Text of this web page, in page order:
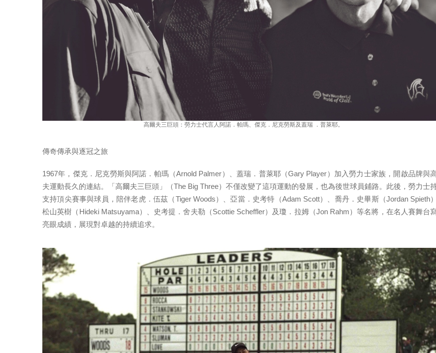
高爾夫三巨頭：勞力士代言人阿諾．帕瑪、傑克．尼克勞斯及蓋瑞 ．普萊耶。
傳奇傳承與逐冠之旅
1967年，傑克．尼克勞斯與阿諾．帕瑪（Arnold Palmer）、蓋瑞．普萊耶（Gary Player）加入勞力士家族，開啟品牌與
夫運動長久的連結。「高爾夫三巨頭」（The Big Three）不僅改變了這項運動的發展，也為後世球員鋪路。此後，勞力士
支持頂尖賽事與球員，陪伴老虎．伍茲（Tiger Woods）、亞當．史考特（Adam Scott）、喬丹．史畢斯（Jordan Spieth
松山英樹（Hideki Matsuyama）、史考提．舍夫勒（Scottie Scheffler）及瓊．拉姆（Jon Rahm）等名將，在名人賽舞台
亮眼成績，展現對卓越的持續追求。